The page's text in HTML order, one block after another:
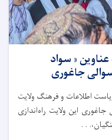
« سواد
جاغوری
اطلاعات و فرهنگ ولایت
این ولایت راه‌اندازی
. .